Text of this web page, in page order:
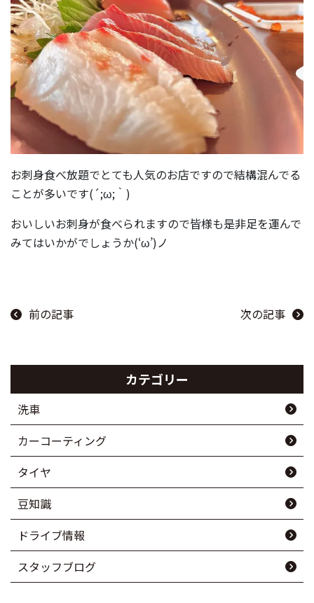
お刺身食べ放題でとても人気のお店ですので結構混んでる
ことが多いです(´;ω;｀)
おいしいお刺身が食べられますので皆様も是非足を運んで
みてはいかがでしょうか(‘ω’)ノ
前の記事 次の記事
カテゴリー
洗車
カーコーティング
タイヤ
豆知識
ドライブ情報
スタッフブログ